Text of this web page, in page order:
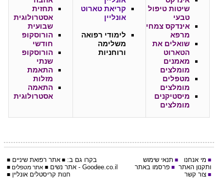
שיטות טיפול
טבעי
אינדקס צמחי
מרפא
שואלים את
הטארוט
מאמנים
מומלצים
מטפלים
מומלצים
מיסטיקנים
מומלצים
קריאת טארוט
אונליין
לימודי רפואה
משלימה
ורוחניות
תחזית
אסטרולוגית
שבועית
הורוסקופ
חודשי
הורוסקופ
שנתי
התאמת
מזלות
התאמה
אסטרולוגית
■ מי אנחנו ■ תנאי שימוש
ותקנון האתר ■ פרסמו באתר
■ צור קשר
בקרו גם ב: ■ אתר רפואת שיניים ■
Goodee.co.il - אתר נשים ■ אתר מטפלים ■
חנות קריסטלים אונליין ■